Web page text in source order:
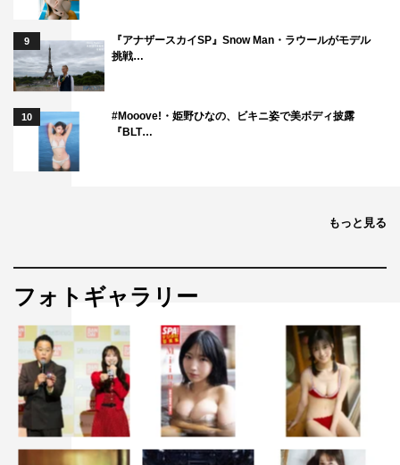
9
『アナザースカイSP』Snow Man・ラウールがモデル
挑戦…
10
#Mooove!・姫野ひなの、ビキニ姿で美ボディ披露
『BLT…
もっと見る
フォトギャラリー